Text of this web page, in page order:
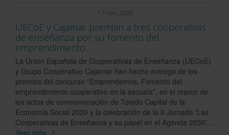
17 nov 2020
UECoE y Cajamar premian a tres cooperativas
de enseñanza por su fomento del
emprendimiento
La Unión Española de Cooperativas de Enseñanza (UECoE)
y Grupo Cooperativo Cajamar han hecho entrega de los
premios del concurso "Emprendemos. Fomento del
emprendimiento cooperativo en la escuela", en el marco de
los actos de conmemoración de Toledo Capital de la
Economía Social 2020 y la celebración de la II Jornada 'Las
Cooperativas de Enseñanza y su papel en el Agenda 2030'...
(leer más...)